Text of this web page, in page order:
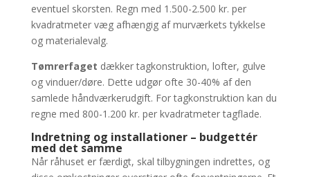
eventuel skorsten. Regn med 1.500-2.500 kr. per
kvadratmeter væg afhængig af murværkets tykkelse
og materialevalg.
Tømrerfaget dækker tagkonstruktion, lofter, gulve
og vinduer/døre. Dette udgør ofte 30-40% af den
samlede håndværkerudgift. For tagkonstruktion kan du
regne med 800-1.200 kr. per kvadratmeter tagflade.
Indretning og installationer – budgettér
med det samme
Når råhuset er færdigt, skal tilbygningen indrettes, og